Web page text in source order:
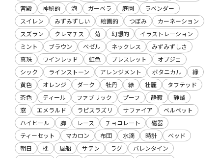
宮殿
神秘的 泡 ガーベラ 庭園
ラベンダー
スイレン
みずみずしい 絵画的 つぼみ
カーネーション
スズラン
クレマチス 菊 幻想的
イラストレーション
ミント
ブラウン ベゼル ネックレス
みずみずしさ
真珠
ワインレッド 虹色 ブレスレット
オブジェ
シック
ラインストーン アレンジメント ボタニカル
縁
黄色
オレンジ ダーク 牡丹 緑 壮麗
タフテッド
茶色
ティール ファブリック プーフ 静寂
静謐
窓
エメラルド ラピスラズリ サファイア
ベルベット
ハイヒール
脚 レース チョコレート
磁器
ティーセット
マカロン 布団 水滴 時計
ベッド
朝日
枕 風船 サテン ラグ
バレンタイン